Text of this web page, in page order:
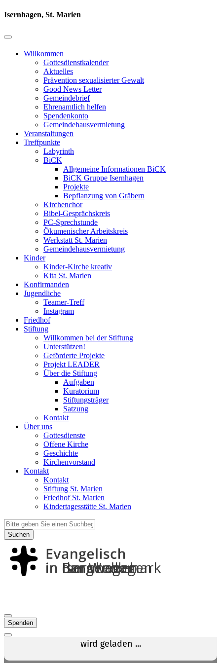
Isernhagen, St. Marien
Willkommen
Gottesdienstkalender
Aktuelles
Prävention sexualisierter Gewalt
Good News Letter
Gemeindebrief
Ehrenamtlich helfen
Spendenkonto
Gemeindehausvermietung
Veranstaltungen
Treffpunkte
Labyrinth
BiCK
Allgemeine Informationen BiCK
BiCK Gruppe Isernhagen
Projekte
Bepflanzung von Gräbern
Kirchenchor
Bibel-Gesprächskreis
PC-Sprechstunde
Ökumenischer Arbeitskreis
Werkstatt St. Marien
Gemeindehausvermietung
Kinder
Kinder-Kirche kreativ
Kita St. Marien
Konfirmanden
Jugendliche
Teamer-Treff
Instagram
Friedhof
Stiftung
Willkommen bei der Stiftung
Unterstützen!
Geförderte Projekte
Projekt LEADER
Über die Stiftung
Aufgaben
Kuratorium
Stiftungsträger
Satzung
Kontakt
Über uns
Gottesdienste
Offene Kirche
Geschichte
Kirchenvorstand
Kontakt
Kontakt
Stiftung St. Marien
Friedhof St. Marien
Kindertagesstätte St. Marien
Suchen
Spenden